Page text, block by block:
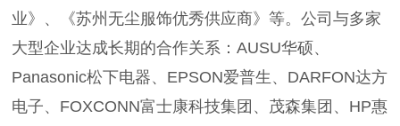
业》、《苏州无尘服饰优秀供应商》等。公司与多家
大型企业达成长期的合作关系：AUSU华硕、
Panasonic松下电器、EPSON爱普生、DARFON达方
电子、FOXCONN富士康科技集团、茂森集团、HP惠